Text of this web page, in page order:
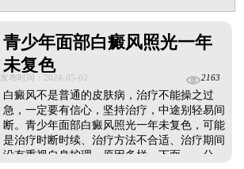
青少年面部白癜风照光一年
未复色
发布时间：2024-05-02 2163
白癜风不是普通的皮肤病，治疗不能操之过
急，一定要有信心，坚持治疗，中途别轻易间
断。青少年面部白癜风照光一年未复色，可能
是治疗时断时续、治疗方法不合适、治疗期间
没有重视自身护理。原因多样，下面一一分